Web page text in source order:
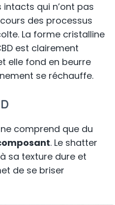
qui n’ont pas
des processus
La forme cristalline
est clairement
elle fond en beurre
se réchauffe.
comprend que du
. Le shatter
sa texture dure et
de se briser